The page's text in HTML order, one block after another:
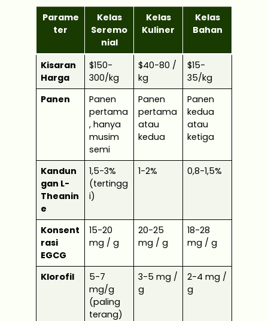
Parame
ter
Kelas
Seremo
nial
Kelas
Kuliner
Kelas
Bahan
Kisaran
Harga
$150-
300/kg
$40-80 /
kg
$15-
35/kg
Panen
Panen
pertama
, hanya
musim
semi
Panen
pertama
atau
kedua
Panen
kedua
atau
ketiga
Kandun
gan L-
Theanin
e
1,5-3%
(tertingg
i)
1-2% 0,8-1,5%
Konsent
rasi
EGCG
15-20
mg / g
20-25
mg / g
18-28
mg / g
Klorofil
5-7
mg/g
(paling
terang)
3-5 mg /
g
2-4 mg /
g